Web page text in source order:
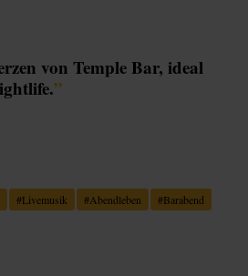
von Temple Bar, ideal
”
#Livemusik #Abendleben #Barabend